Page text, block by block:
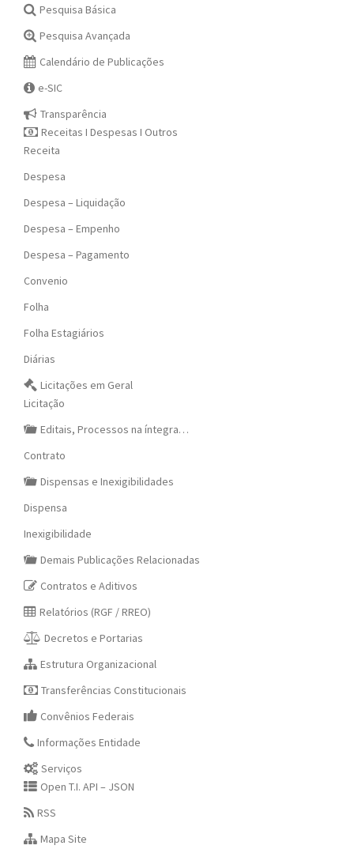
Pesquisa Básica
Pesquisa Avançada
Calendário de Publicações
e-SIC
Transparência
Receitas I Despesas I Outros
Receita
Despesa
Despesa – Liquidação
Despesa – Empenho
Despesa – Pagamento
Convenio
Folha
Folha Estagiários
Diárias
Licitações em Geral
Licitação
Editais, Processos na íntegra…
Contrato
Dispensas e Inexigibilidades
Dispensa
Inexigibilidade
Demais Publicações Relacionadas
Contratos e Aditivos
Relatórios (RGF / RREO)
Decretos e Portarias
Estrutura Organizacional
Transferências Constitucionais
Convênios Federais
Informações Entidade
Serviços
Open T.I. API – JSON
RSS
Mapa Site